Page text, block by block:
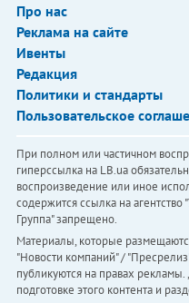
Про нас
Реклама на сайте
Ивенты
Редакция
Политики и стандарты
Пользовательское
При полном или частичном
гиперссылка на LB.ua
воспроизведение или иное
содержится ссылка на агентство
Группа" запрещено.
Материалы, которые
"Новости компаний" /
публикуются на правах рекламы.
подготовке этого контента и